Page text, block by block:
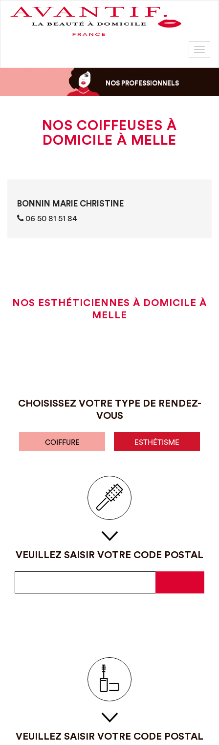
NOS PROFESSIONNELS
NOS COIFFEUSES À
DOMICILE À MELLE
BONNIN MARIE CHRISTINE
06 50 81 51 84
NOS ESTHÉTICIENNES À DOMICILE À
MELLE
CHOISISSEZ VOTRE TYPE DE RENDEZ-
VOUS
COIFFURE ESTHÉTISME
VEUILLEZ SAISIR VOTRE CODE POSTAL
VEUILLEZ SAISIR VOTRE CODE POSTAL